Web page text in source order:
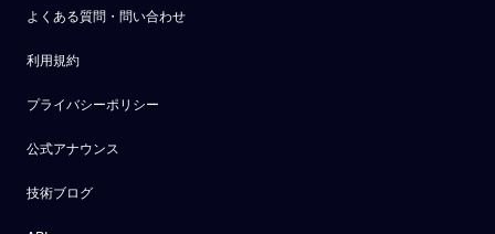
よくある質問・問い合わせ
利用規約
プライバシーポリシー
公式アナウンス
技術ブログ